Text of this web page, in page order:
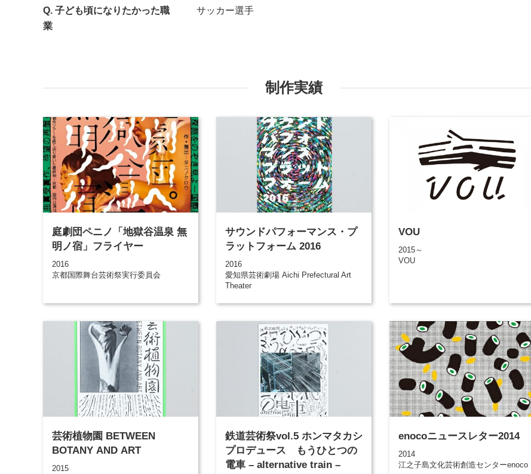
子ども頃になりたかった職
業
サッカー選手
制作実績
庭劇団ペニノ「地獄谷温泉 無
明ノ宿」フライヤー
2016
京都国際舞台芸術祭実行委員会
サウンドパフォーマンス・プ
ラットフォーム 2016
2016
愛知県芸術劇場 Aichi Prefectural Art
Theater
VOU
2015～
VOU
芸術植物園 BETWEEN
BOTANY AND ART
2015
鉄道芸術祭vol.5 ホンマタカシ
プロデュース もうひとつの
電車 – alternative train –
enocoニュースレター2014
2014
江之子島文化芸術創造センターenoco